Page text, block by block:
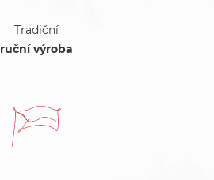
Tradiční
ruční výroba